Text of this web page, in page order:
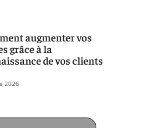
augmenter vos
grâce à la
de vos clients
2026